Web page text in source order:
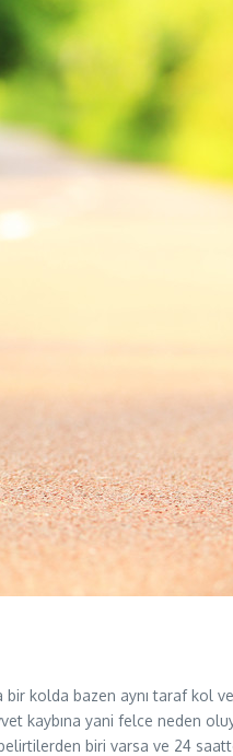
kolda bazen aynı taraf kol
yani felce neden
biri varsa ve 24